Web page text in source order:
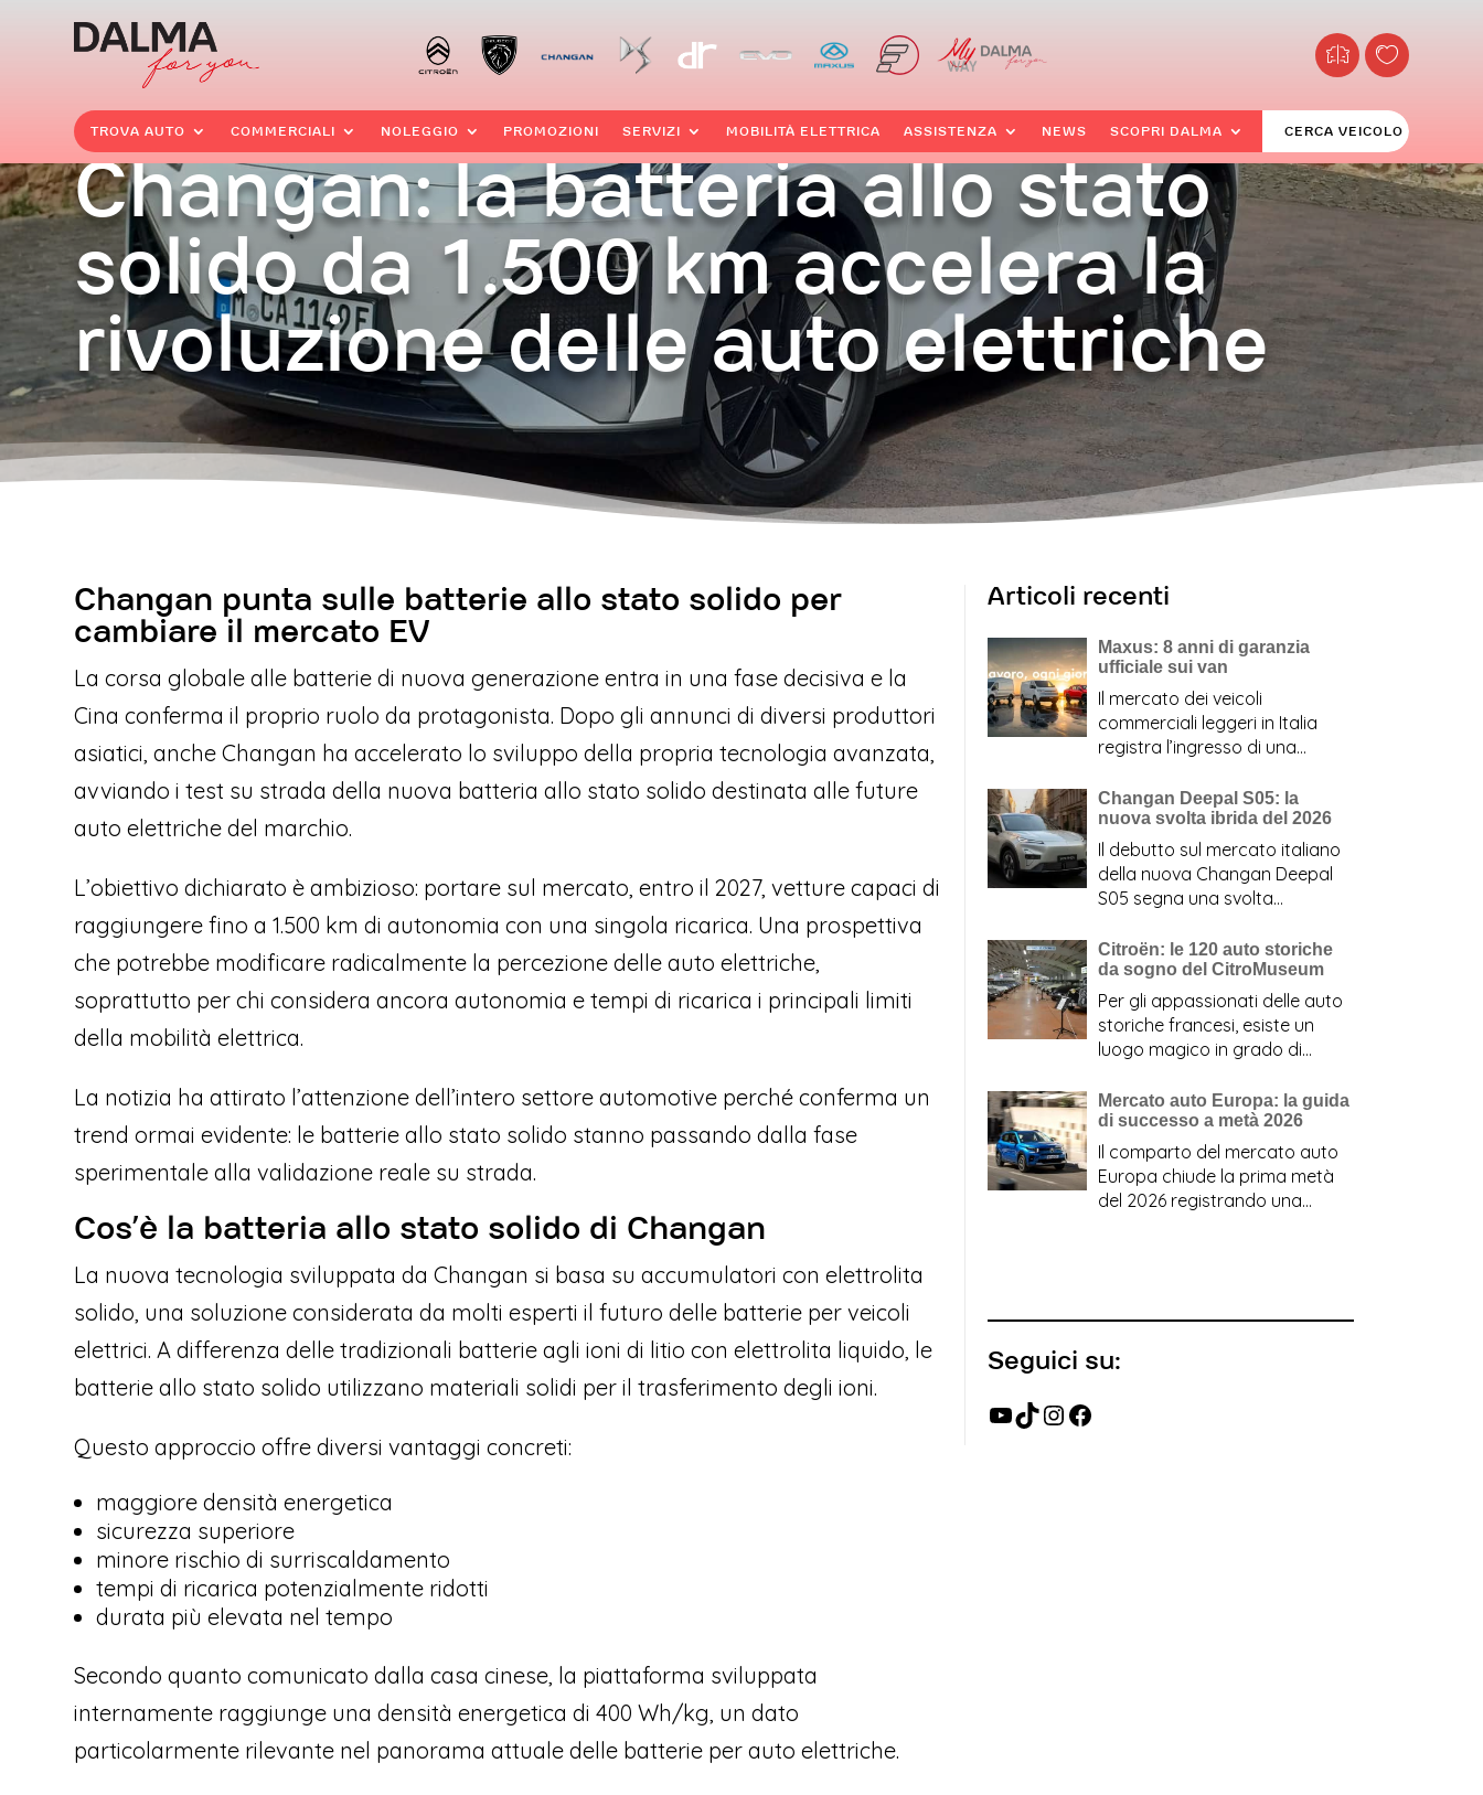
TROVA AUTO COMMERCIALI NOLEGGIO PROMOZIONI SERVIZI MOBILITÀ ELETTRICA ASSISTENZA NEWS SCOPRI DALMA CERCA VEICOLO
Changan: la batteria allo stato
solido da 1.500 km accelera la
rivoluzione delle auto elettriche
Changan punta sulle batterie allo stato solido per
cambiare il mercato EV
La corsa globale alle batterie di nuova generazione entra in una fase decisiva e la
Cina conferma il proprio ruolo da protagonista. Dopo gli annunci di diversi produttori
asiatici, anche Changan ha accelerato lo sviluppo della propria tecnologia avanzata,
avviando i test su strada della nuova batteria allo stato solido destinata alle future
auto elettriche del marchio.
L’obiettivo dichiarato è ambizioso: portare sul mercato, entro il 2027, vetture capaci di
raggiungere fino a 1.500 km di autonomia con una singola ricarica. Una prospettiva
che potrebbe modificare radicalmente la percezione delle auto elettriche,
soprattutto per chi considera ancora autonomia e tempi di ricarica i principali limiti
della mobilità elettrica.
La notizia ha attirato l’attenzione dell’intero settore automotive perché conferma un
trend ormai evidente: le batterie allo stato solido stanno passando dalla fase
sperimentale alla validazione reale su strada.
Cos’è la batteria allo stato solido di Changan
La nuova tecnologia sviluppata da Changan si basa su accumulatori con elettrolita
solido, una soluzione considerata da molti esperti il futuro delle batterie per veicoli
elettrici. A differenza delle tradizionali batterie agli ioni di litio con elettrolita liquido, le
batterie allo stato solido utilizzano materiali solidi per il trasferimento degli ioni.
Questo approccio offre diversi vantaggi concreti:
maggiore densità energetica
sicurezza superiore
minore rischio di surriscaldamento
tempi di ricarica potenzialmente ridotti
durata più elevata nel tempo
Secondo quanto comunicato dalla casa cinese, la piattaforma sviluppata
internamente raggiunge una densità energetica di 400 Wh/kg, un dato
particolarmente rilevante nel panorama attuale delle batterie per auto elettriche.
Articoli recenti
Maxus: 8 anni di garanzia
ufficiale sui van
Il mercato dei veicoli
commerciali leggeri in Italia
registra l’ingresso di una
destinata…Leggi tutto
Maxus:
8
anni
ufficiale
sui
Changan Deepal S05: la
nuova svolta ibrida del 2026
Il debutto sul mercato italiano
della nuova Changan Deepal
S05 segna una svolta
Changan
Deepal
S05:
ibrida
Citroën: le 120 auto storiche
da sogno del CitroMuseum
Per gli appassionati delle auto
storiche francesi, esiste un
luogo magico in grado di
Citroën:
le
120
auto
storiche
Mercato auto Europa: la guida
di successo a metà 2026
Il comparto del mercato auto
Europa chiude la prima metà
del 2026 registrando una
la
Seguici su:
YouTube
TikTok
Instagram
Facebook